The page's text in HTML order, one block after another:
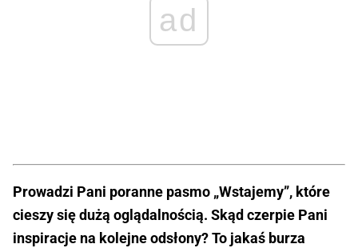
ad
Prowadzi Pani poranne pasmo „Wstajemy”, które
cieszy się dużą oglądalnością. Skąd czerpie Pani
inspiracje na kolejne odsłony? To jakaś burza